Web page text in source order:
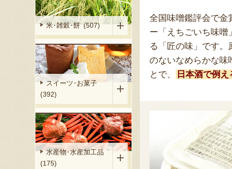
全国味噌鑑評会で金
ー「えちごいち味噌
る「匠の味」です。
のないなめらかな味
とで、
日本酒で例
米･雑穀･餅 (507)
スイーツ･お菓子
(392)
水産物･水産加工品
(175)